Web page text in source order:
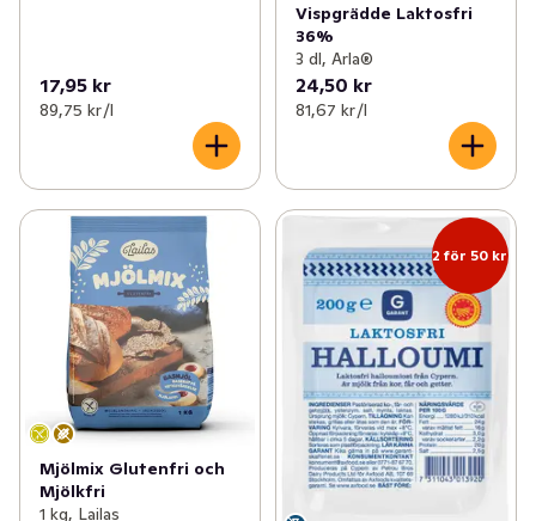
17,95 kr
89,75 kr /l
Vispgrädde Laktosfri
36%
3 dl, Arla®
24,50 kr
81,67 kr /l
Mjölmix Glutenfri och
Mjölkfri
1 kg, Lailas
2 för 50 kr